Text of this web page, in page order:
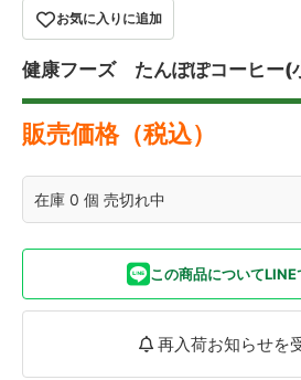
お気に入りに追加
健康フーズ たんぽぽコーヒ
販売価格（税込）
在庫 0 個 売切れ中
この商品についてLINE
再入荷お知らせを